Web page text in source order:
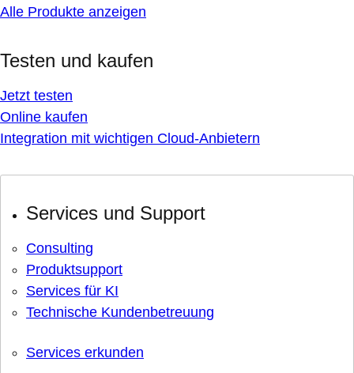
Alle Produkte anzeigen
Testen und kaufen
Jetzt testen
Online kaufen
Integration mit wichtigen Cloud-Anbietern
Services und Support
Consulting
Produktsupport
Services für KI
Technische Kundenbetreuung
Services erkunden